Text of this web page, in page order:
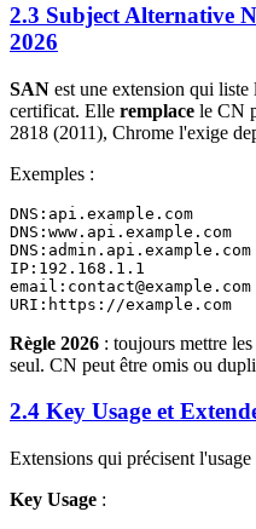
2.3 Subject Alternative
2026
SAN est une extension qui liste
certificat. Elle remplace le CN
2818 (2011), Chrome l'exige
Exemples :
DNS:api.example.com
DNS:www.api.example.com
DNS:admin.api.example.com
IP:192.168.1.1
email:contact@example.com
Règle 2026 : toujours mettre
seul. CN peut être omis ou
2.4 Key Usage et
Extensions qui précisent
Key Usage :